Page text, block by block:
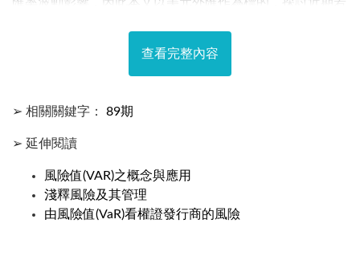
生，與其合適程度。 對於投資人來說，VaR可方便投資人估
計與預測風險，讓投資人可以隨時調整避險策略，以達到風
變異數法、歷史模擬法與蒙地卡羅模擬法，其中，模擬法的
過程相當繁雜，本文將以變異數-共變異數法作為評估VaR的
查看完整內容
➢ 相關關鍵字： 89期
➢ 延伸閱讀
風險值(VAR)之概念與應用
淺釋風險及其管理
由風險值(VaR)看權證發行商的風險